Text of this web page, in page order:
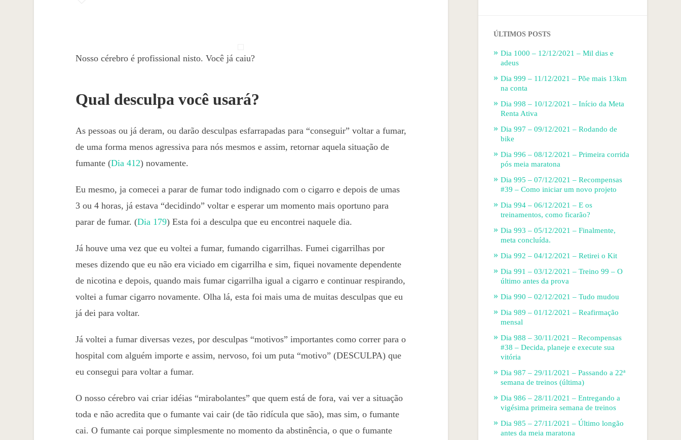
Nosso cérebro é profissional nisto. Você já caiu?
Qual desculpa você usará?
As pessoas ou já deram, ou darão desculpas esfarrapadas para “conseguir” voltar a fumar,
de uma forma menos agressiva para nós mesmos e assim, retornar aquela situação de
fumante (Dia 412) novamente.
Eu mesmo, ja comecei a parar de fumar todo indignado com o cigarro e depois de umas
3 ou 4 horas, já estava “decidindo” voltar e esperar um momento mais oportuno para
parar de fumar. (Dia 179) Esta foi a desculpa que eu encontrei naquele dia.
Já houve uma vez que eu voltei a fumar, fumando cigarrilhas. Fumei cigarrilhas por
meses dizendo que eu não era viciado em cigarrilha e sim, fiquei novamente dependente
de nicotina e depois, quando mais fumar cigarrilha igual a cigarro e continuar respirando,
voltei a fumar cigarro novamente. Olha lá, esta foi mais uma de muitas desculpas que eu
já dei para voltar.
Já voltei a fumar diversas vezes, por desculpas “motivos” importantes como correr para o
hospital com alguém importe e assim, nervoso, foi um puta “motivo” (DESCULPA) que
eu consegui para voltar a fumar.
O nosso cérebro vai criar idéias “mirabolantes” que quem está de fora, vai ver a situação
toda e não acredita que o fumante vai cair (de tão ridícula que são), mas sim, o fumante
cai. O fumante cai porque simplesmente no momento da abstinência, o que o fumante
ÚLTIMOS POSTS
Dia 1000 – 12/12/2021 – Mil dias e
adeus
Dia 999 – 11/12/2021 – Põe mais 13km
na conta
Dia 998 – 10/12/2021 – Início da Meta
Renta Ativa
Dia 997 – 09/12/2021 – Rodando de
bike
Dia 996 – 08/12/2021 – Primeira corrida
pós meia maratona
Dia 995 – 07/12/2021 – Recompensas
#39 – Como iniciar um novo projeto
Dia 994 – 06/12/2021 – E os
treinamentos, como ficarão?
Dia 993 – 05/12/2021 – Finalmente,
meta concluída.
Dia 992 – 04/12/2021 – Retirei o Kit
Dia 991 – 03/12/2021 – Treino 99 – O
último antes da prova
Dia 990 – 02/12/2021 – Tudo mudou
Dia 989 – 01/12/2021 – Reafirmação
mensal
Dia 988 – 30/11/2021 – Recompensas
#38 – Decida, planeje e execute sua
vitória
Dia 987 – 29/11/2021 – Passando a 22ª
semana de treinos (última)
Dia 986 – 28/11/2021 – Entregando a
vigésima primeira semana de treinos
Dia 985 – 27/11/2021 – Último longão
antes da meia maratona